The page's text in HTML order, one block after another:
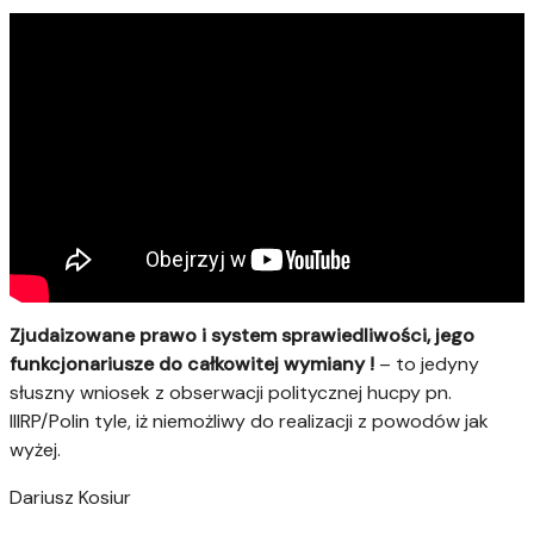
Zjudaizowane prawo i system sprawiedliwości, jego
funkcjonariusze do całkowitej wymiany ! – to jedyny
słuszny wniosek z obserwacji politycznej hucpy pn.
IIIRP/Polin tyle, iż niemożliwy do realizacji z powodów jak
wyżej.
Dariusz Kosiur